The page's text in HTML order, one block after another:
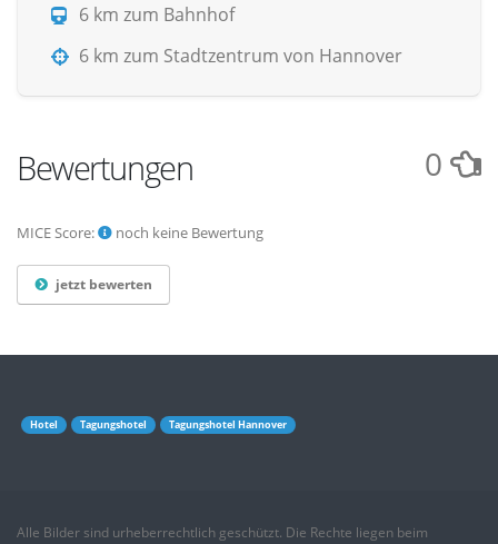
6 km zum Bahnhof
6 km zum Stadtzentrum von Hannover
Bewertungen 0
MICE Score: noch keine Bewertung
jetzt bewerten
Hotel Tagungshotel Tagungshotel Hannover
Alle Bilder sind urheberrechtlich geschützt. Die Rechte liegen beim